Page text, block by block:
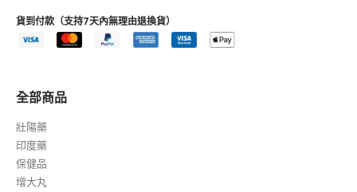
貨到付款（支持7天內無理由退換貨）
全部商品
壯陽藥
印度藥
保健品
增大丸